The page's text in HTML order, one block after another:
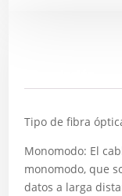
Tipo de fibra
Monomodo: El
monomodo, que
datos a larga